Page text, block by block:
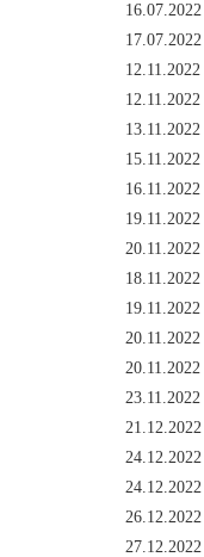
16.07.2022
17.07.2022
12.11.2022
12.11.2022
13.11.2022
15.11.2022
16.11.2022
19.11.2022
20.11.2022
18.11.2022
19.11.2022
20.11.2022
20.11.2022
23.11.2022
21.12.2022
24.12.2022
24.12.2022
26.12.2022
27.12.2022